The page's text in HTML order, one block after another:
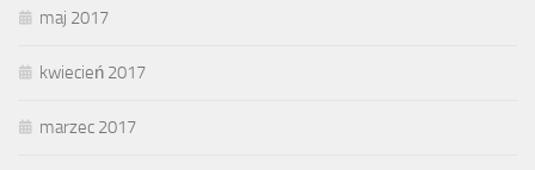
maj 2017
kwiecień 2017
marzec 2017